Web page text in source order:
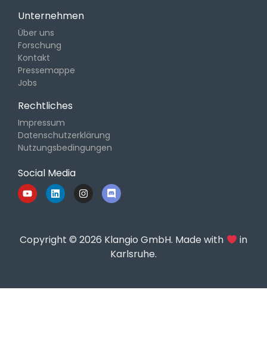
Unternehmen
Über uns
Forschung
Kontakt
Pressemappe
Jobs
Rechtliches
Impressum
Datenschutzerklärung
Nutzungsbedingungen
Social Media
Copyright © 2026 Klangio GmbH. Made with
in
Karlsruhe.